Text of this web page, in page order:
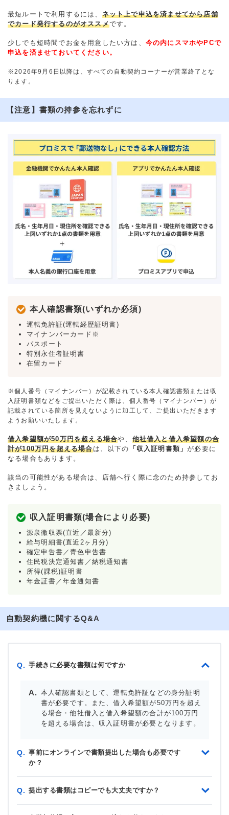
最短ルートで利用するには、 ネット上で申込を済ませてから店舗
でカード発行するのがオススメです。
少しでも短時間でお金を用意したい方は、 今の内にスマホやPCで
申込を済ませておいてください。
※2026年9月6日以降は、すべての自動契約コーナーが営業終了とな
ります。
【注意】書類の持参を忘れずに
本人確認書類(いずれか必須)
運転免許証(運転経歴証明書)
マイナンバーカード※
パスポート
特別永住者証明書
在留カード
※個人番号（マイナンバー）が記載されている本人確認書類または収
入証明書類などをご提出いただく際は、個人番号（マイナンバー）が
記載されている箇所を見えないように加工して、ご提出いただきます
ようお願いいたします。
借入希望額が50万円を超える場合や、 他社借入と借入希望額の合
計が100万円を超える場合は、以下の 「収入証明書類」が必要に
なる場合もあります。
該当の可能性がある場合は、店舗へ行く際に念のため持参してお
きましょう。
収入証明書類(場合により必要)
源泉徴収票(直近／最新分)
給与明細書(直近2ヶ月分)
確定申告書／青色申告書
住民税決定通知書／納税通知書
所得(課税)証明書
年金証書／年金通知書
自動契約機に関するQ&A
Q. 手続きに必要な書類は何ですか
本人確認書類として、運転免許証などの身分証明
書が必要です。また、借入希望額が50万円を超え
る場合・他社借入と借入希望額の合計が100万円
を超える場合は、収入証明書が必要となります。
Q. 事前にオンラインで書類提出した場合も必要です
か？
Q. 提出する書類はコピーでも大丈夫ですか？